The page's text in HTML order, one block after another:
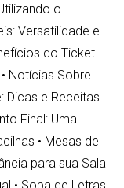
o
Versatilidade e
do Ticket
• Notícias Sobre
Dicas e Receitas
Final: Uma
• Mesas de
para sua Sala